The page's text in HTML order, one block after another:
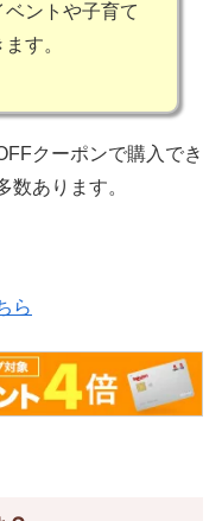
ントや子育て
す。
クーポンで購入でき
数あります。
ら